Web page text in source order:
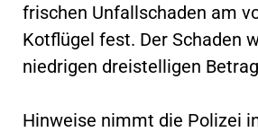
frischen Unfallschaden am
Kotflügel fest. Der Schaden
niedrigen dreistelligen
Hinweise nimmt die Polizei